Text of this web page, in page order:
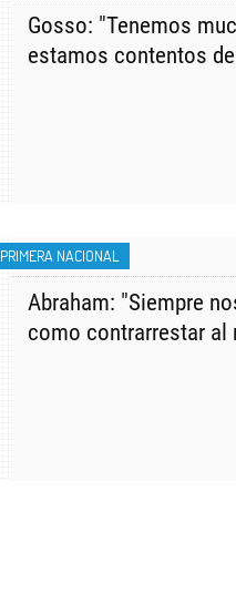
Gosso: "Tenemos
estamos contentos
PRIMERA NACIONAL
Abraham: "Siempre
como contrarrestar al